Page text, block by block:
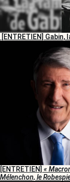
[ENTRETIEN]
[ENTRETIEN] «
Mélenchon, le